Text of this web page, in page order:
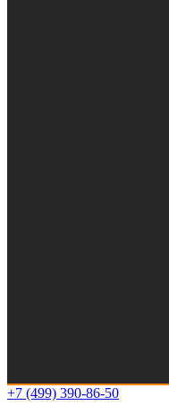
+7 (499) 390-86-50